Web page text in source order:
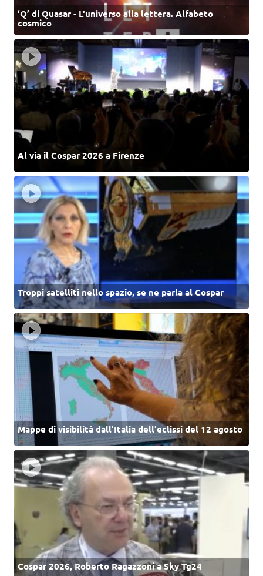
‘Q’ di Quasar - L'universo alla lettera. Alfabeto
cosmico
Al via il Cospar 2026 a Firenze
Troppi satelliti nello spazio, se ne parla al Cospar
Mappe di visibilità dall’Italia dell'eclissi del 12 agosto
Cospar 2026, Roberto Ragazzoni a Sky Tg24